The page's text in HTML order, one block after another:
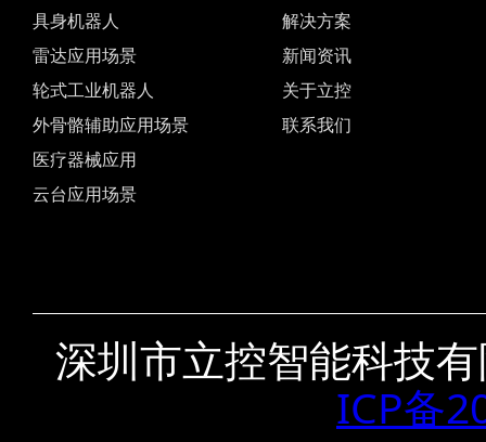
具身机器人
雷达应用场景
轮式工业机器人
外骨骼辅助应用场景
医疗器械应用
云台应用场景
解决方案
新闻资讯
关于立控
联系我们
深圳市立控智能科技
ICP备